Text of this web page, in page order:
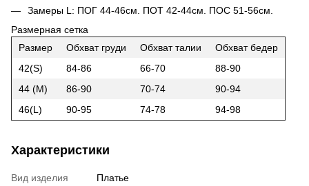
Замеры L: ПОГ 44-46см. ПОТ 42-44см. ПОС 51-56см.
Размерная сетка
Размер
Обхват груди Обхват талии
Обхват бедер
42(S)
84-86 66-70
88-90
44 (M)
86-90 70-74
90-94
46(L)
90-95 74-78 94-98
Характеристики
Вид изделия
Платье